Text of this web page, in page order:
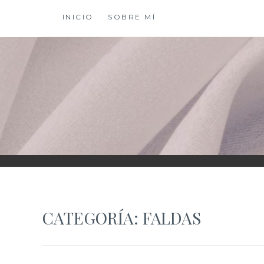
contenido
INICIO SOBRE MÍ
XIOMY
CATEGORÍA: FALDAS